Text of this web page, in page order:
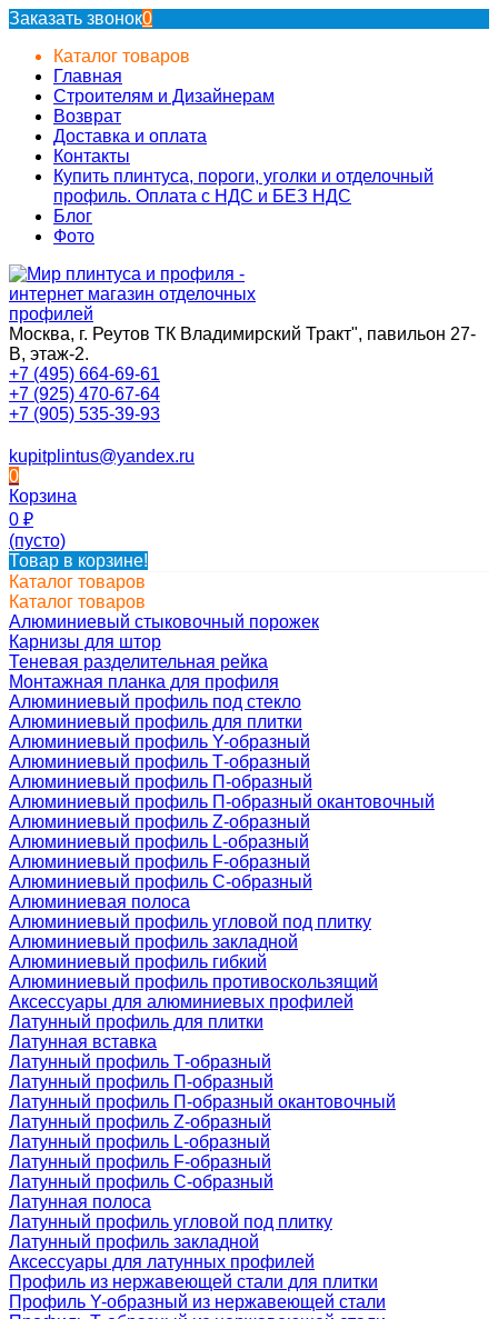
Заказать звонок0
Каталог товаров
Главная
Строителям и Дизайнерам
Возврат
Доставка и оплата
Контакты
Купить плинтуса, пороги, уголки и отделочный
профиль. Оплата с НДС и БЕЗ НДС
Блог
Фото
Москва, г. Реутов ТК Владимирский Тракт", павильон 27-
В, этаж-2.
+7 (495) 664-69-61
+7 (925) 470-67-64
+7 (905) 535-39-93
kupitplintus@yandex.ru
0
Корзина
0 ₽
(пусто)
Товар в корзине!
Каталог товаров
Каталог товаров
Алюминиевый стыковочный порожек
Карнизы для штор
Теневая разделительная рейка
Монтажная планка для профиля
Алюминиевый профиль под стекло
Алюминиевый профиль для плитки
Алюминиевый профиль Y-образный
Алюминиевый профиль Т-образный
Алюминиевый профиль П-образный
Алюминиевый профиль П-образный окантовочный
Алюминиевый профиль Z-образный
Алюминиевый профиль L-образный
Алюминиевый профиль F-образный
Алюминиевый профиль C-образный
Алюминиевая полоса
Алюминиевый профиль угловой под плитку
Алюминиевый профиль закладной
Алюминиевый профиль гибкий
Алюминиевый профиль противоскользящий
Аксессуары для алюминиевых профилей
Латунный профиль для плитки
Латунная вставка
Латунный профиль Т-образный
Латунный профиль П-образный
Латунный профиль П-образный окантовочный
Латунный профиль Z-образный
Латунный профиль L-образный
Латунный профиль F-образный
Латунный профиль C-образный
Латунная полоса
Латунный профиль угловой под плитку
Латунный профиль закладной
Аксессуары для латунных профилей
Профиль из нержавеющей стали для плитки
Профиль Y-образный из нержавеющей стали